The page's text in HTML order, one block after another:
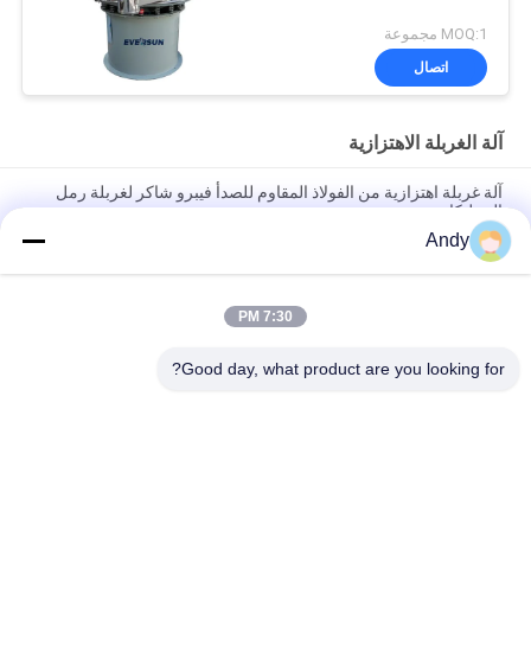
MOQ:1 مجموعة
اتصال
آلة الغربلة الاهتزازية
آلة غربلة اهتزازية من الفولاذ المقاوم للصدأ فيبرو شاكر لغربلة رمل
السيليكا
آلة الفحص الاهتزازية باستخدام حركة المواد على سطح الشاشة لفصل
المواد الدقيقة والقاسية
آلة الفحص الاهتزازية ذات مسار حركة ثلاثي الأبعاد لفحص المواد الحبيبية
Andy
7:30 PM
Good day, what product are you looking for?